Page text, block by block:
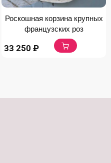
Роскошная корзина крупных
французских роз
33 250 ₽